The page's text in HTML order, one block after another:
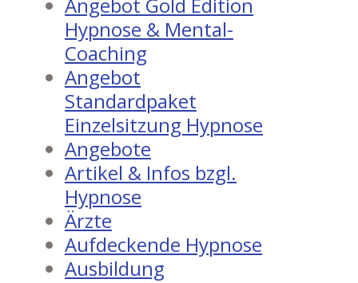
Hypnose & Mental-
Coaching
Angebot
Standardpaket
Einzelsitzung Hypnose
Angebote
Artikel & Infos bzgl.
Hypnose
Ärzte
Aufdeckende Hypnose
Ausbildung